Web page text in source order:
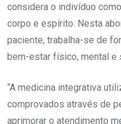
considera o indivíduo
corpo e espírito. Nesta
paciente, trabalha-se de
bem-estar físico, mental e
“A medicina integrativa
comprovados através de
aprimorar o atendimento